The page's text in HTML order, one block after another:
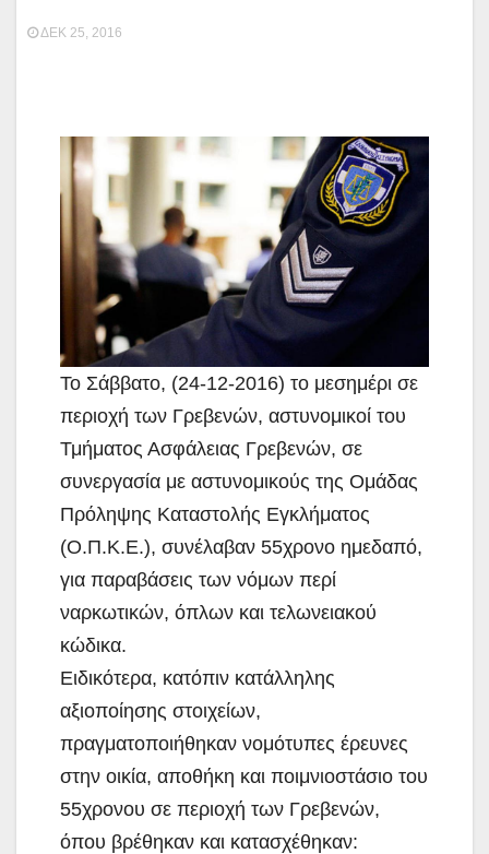
ΔΕΚ 25, 2016
Το Σάββατο, (24-12-2016) το μεσημέρι σε
περιοχή των Γρεβενών, αστυνομικοί του
Τμήματος Ασφάλειας Γρεβενών, σε
συνεργασία με αστυνομικούς της Ομάδας
Πρόληψης Καταστολής Εγκλήματος
(Ο.Π.Κ.Ε.), συνέλαβαν 55χρονο ημεδαπό,
για παραβάσεις των νόμων περί
ναρκωτικών, όπλων και τελωνειακού
κώδικα.
Ειδικότερα, κατόπιν κατάλληλης
αξιοποίησης στοιχείων,
πραγματοποιήθηκαν νομότυπες έρευνες
στην οικία, αποθήκη και ποιμνιοστάσιο του
55χρονου σε περιοχή των Γρεβενών,
όπου βρέθηκαν και κατασχέθηκαν: